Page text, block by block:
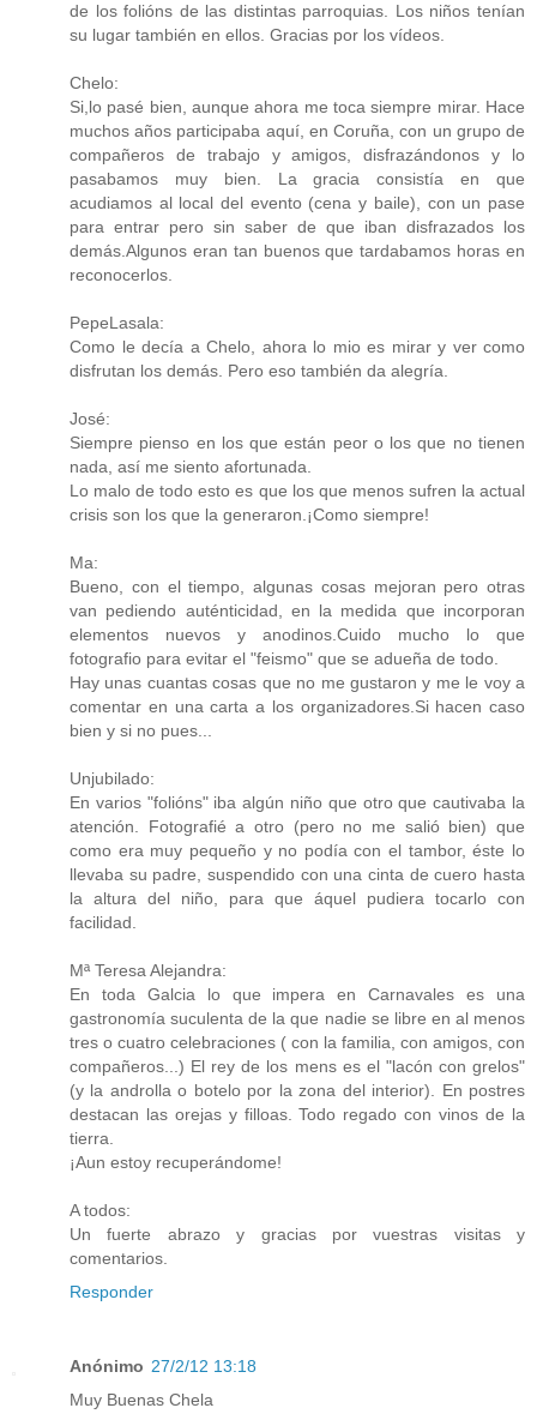
de los folións de las distintas parroquias. Los niños tenían
su lugar también en ellos. Gracias por los vídeos.
Chelo:
Si,lo pasé bien, aunque ahora me toca siempre mirar. Hace
muchos años participaba aquí, en Coruña, con un grupo de
compañeros de trabajo y amigos, disfrazándonos y lo
pasabamos muy bien. La gracia consistía en que
acudiamos al local del evento (cena y baile), con un pase
para entrar pero sin saber de que iban disfrazados los
demás.Algunos eran tan buenos que tardabamos horas en
reconocerlos.
PepeLasala:
Como le decía a Chelo, ahora lo mio es mirar y ver como
disfrutan los demás. Pero eso también da alegría.
José:
Siempre pienso en los que están peor o los que no tienen
nada, así me siento afortunada.
Lo malo de todo esto es que los que menos sufren la actual
crisis son los que la generaron.¡Como siempre!
Ma:
Bueno, con el tiempo, algunas cosas mejoran pero otras
van pediendo auténticidad, en la medida que incorporan
elementos nuevos y anodinos.Cuido mucho lo que
fotografio para evitar el "feismo" que se adueña de todo.
Hay unas cuantas cosas que no me gustaron y me le voy a
comentar en una carta a los organizadores.Si hacen caso
bien y si no pues...
Unjubilado:
En varios "folións" iba algún niño que otro que cautivaba la
atención. Fotografié a otro (pero no me salió bien) que
como era muy pequeño y no podía con el tambor, éste lo
llevaba su padre, suspendido con una cinta de cuero hasta
la altura del niño, para que áquel pudiera tocarlo con
facilidad.
Mª Teresa Alejandra:
En toda Galcia lo que impera en Carnavales es una
gastronomía suculenta de la que nadie se libre en al menos
tres o cuatro celebraciones ( con la familia, con amigos, con
compañeros...) El rey de los mens es el "lacón con grelos"
(y la androlla o botelo por la zona del interior). En postres
destacan las orejas y filloas. Todo regado con vinos de la
tierra.
¡Aun estoy recuperándome!
A todos:
Un fuerte abrazo y gracias por vuestras visitas y
comentarios.
Responder
Anónimo 27/2/12 13:18
Muy Buenas Chela